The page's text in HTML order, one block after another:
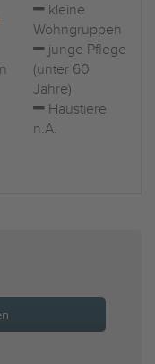
kleine
Wohngruppen
junge Pflege
(unter 60
Jahre)
Haustiere
n.A.